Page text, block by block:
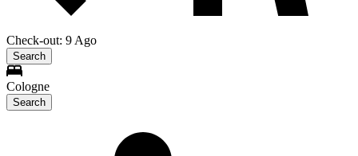
Check-out: 9 Ago
Search
Cologne
Search